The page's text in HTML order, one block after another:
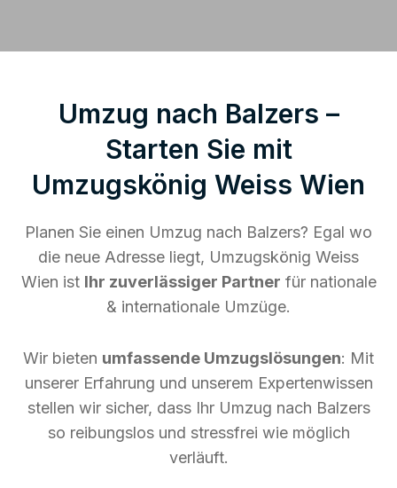
Umzug nach Balzers –
Starten Sie mit
Umzugskönig Weiss Wien
Planen Sie einen Umzug nach Balzers? Egal wo
die neue Adresse liegt, Umzugskönig Weiss
Wien ist Ihr zuverlässiger Partner für nationale
& internationale Umzüge.
Wir bieten umfassende Umzugslösungen: Mit
unserer Erfahrung und unserem Expertenwissen
stellen wir sicher, dass Ihr Umzug nach Balzers
so reibungslos und stressfrei wie möglich
verläuft.